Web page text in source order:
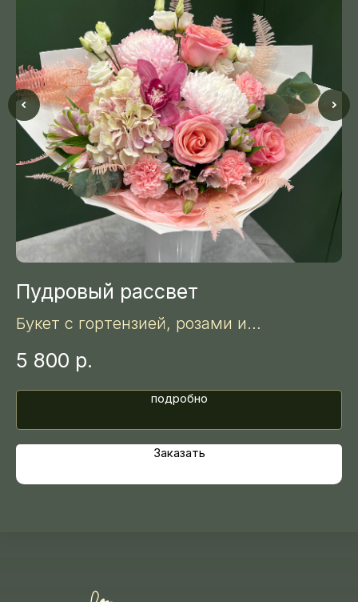
Пудровый рассвет
Букет с гортензией, розами и
цимбидиумом в мягкой пудровой гамме.
5 800 р.
подробно
Заказать